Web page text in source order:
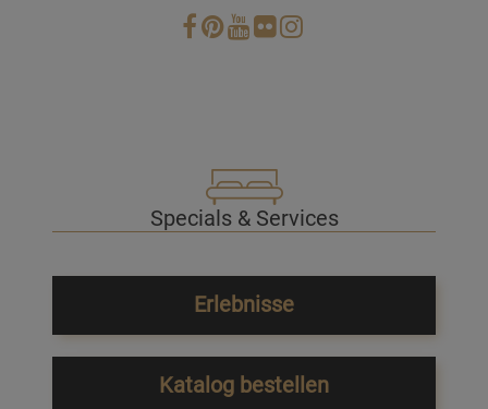
Specials & Services
Erlebnisse
Katalog bestellen